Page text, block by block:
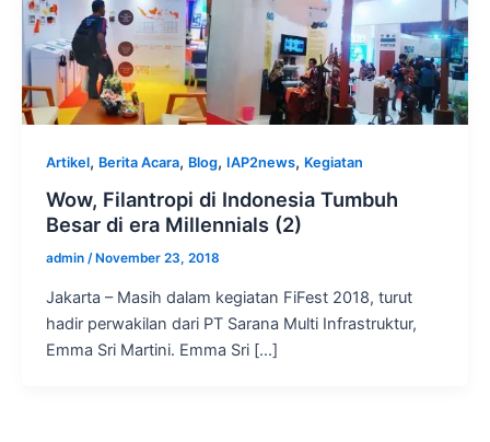
Artikel, Berita Acara, Blog, IAP2news, Kegiatan
Wow, Filantropi di Indonesia Tumbuh
Besar di era Millennials (2)
admin / November 23, 2018
Jakarta – Masih dalam kegiatan FiFest 2018, turut
hadir perwakilan dari PT Sarana Multi Infrastruktur,
Emma Sri Martini. Emma Sri […]